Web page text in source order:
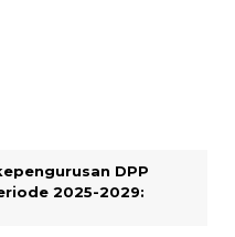
DPP
2025-2029: